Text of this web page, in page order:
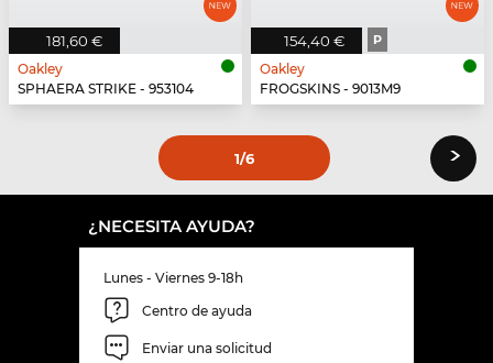
181,60 €
Oakley
SPHAERA STRIKE - 953104
154,40 € P
Oakley
FROGSKINS - 9013M9
1/6 ›
¿NECESITA AYUDA?
Lunes - Viernes 9-18h
Centro de ayuda
Enviar una solicitud